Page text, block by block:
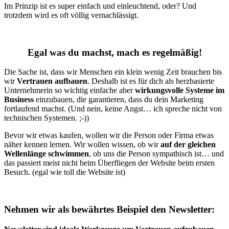
Im Prinzip ist es super einfach und einleuchtend, oder? Und
trotzdem wird es oft völlig vernachlässigt.
Egal was du machst, mach es regelmäßig!
Die Sache ist, dass wir Menschen ein klein wenig Zeit brauchen bis
wirVertrauen aufbauen. Deshalb ist es für dich als herzbasierte
Unternehmerin so wichtig einfache aberwirkungsvolle Systeme im
Business einzubauen, die garantieren, dass du dein Marketing
fortlaufend machst. (Und nein, keine Angst… ich spreche nicht von
technischen Systemen. ;-))
Bevor wir etwas kaufen, wollen wir die Person oder Firma etwas
näher kennen lernen. Wir wollen wissen, ob wirauf der gleichen
Wellenlänge schwimmen, ob uns die Person sympathisch ist… und
das passiert meist nicht beim Überfliegen der Website beim ersten
Besuch. (egal wie toll die Website ist)
Nehmen wir als bewährtes Beispiel den Newsletter: